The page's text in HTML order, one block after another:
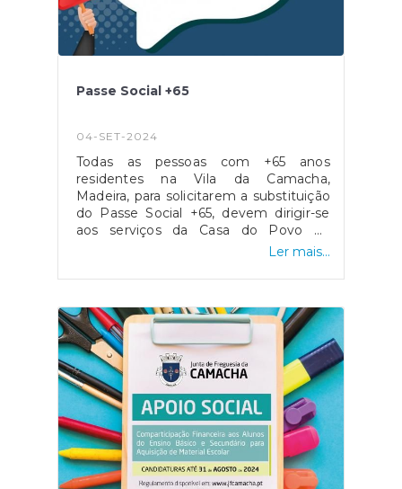
Passe Social +65
04-SET-2024
Todas as pessoas com +65 anos
residentes na Vila da Camacha,
Madeira, para solicitarem a substituição
do Passe Social +65, devem dirigir-se
aos serviços da Casa do Povo da
Camacha para preenchimento e
necessária.Relembramos que o prazo
8 de novembro
Ler mais...